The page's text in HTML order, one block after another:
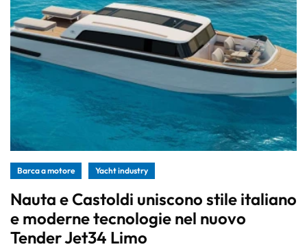
Barca a motore Yacht industry
Nauta e Castoldi uniscono stile italiano
e moderne tecnologie nel nuovo
Tender Jet34 Limo